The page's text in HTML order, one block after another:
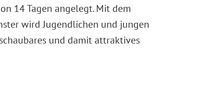
14 Tagen angelegt. Mit dem
wird Jugendlichen und jungen
und damit attraktives